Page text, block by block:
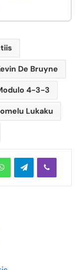
De Bruyne
4-3-3
Lukaku
WhatsApp Telegram